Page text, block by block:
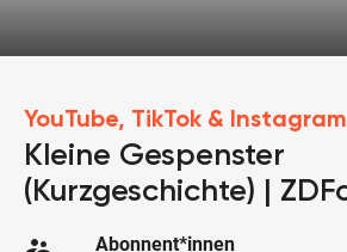
YouTube, TikTok & Instagram
Kleine Gespenster
(Kurzgeschichte) |
Abonnent*innen